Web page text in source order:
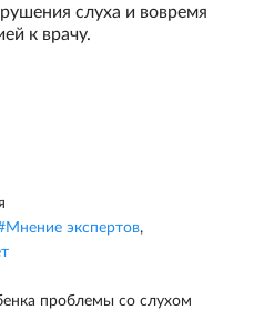
слуха и вовремя
к врачу.
Мнение экспертов,
проблемы со слухом